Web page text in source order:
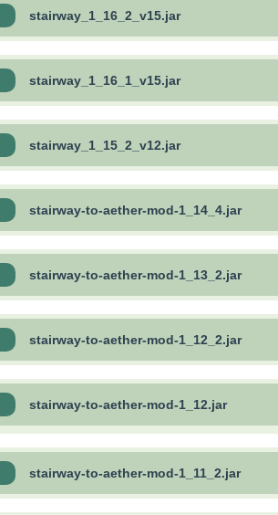
stairway_1_16_2_v15.jar
stairway_1_16_1_v15.jar
stairway_1_15_2_v12.jar
stairway-to-aether-mod-1_14_4.jar
stairway-to-aether-mod-1_13_2.jar
stairway-to-aether-mod-1_12_2.jar
stairway-to-aether-mod-1_12.jar
stairway-to-aether-mod-1_11_2.jar